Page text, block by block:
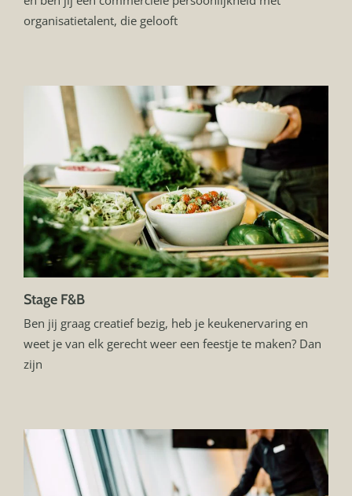
organisatietalent, die gelooft
Stage F&B
Ben jij graag creatief bezig, heb je keukenervaring en
weet je van elk gerecht weer een feestje te maken? Dan
zijn